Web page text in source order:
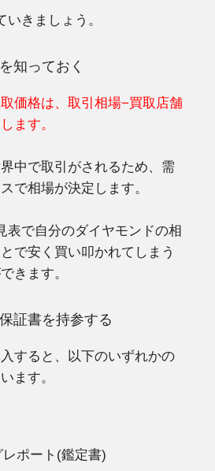
きましょう。
知っておく
価格は、取引相場−買取店舗
ます。
中で取引がされるため、需
で相場が決定します。
表で自分のダイヤモンドの相
で安く買い叩かれてしまう
きます。
証書を持参する
すると、以下のいずれかの
ます。
ポート(鑑定書)